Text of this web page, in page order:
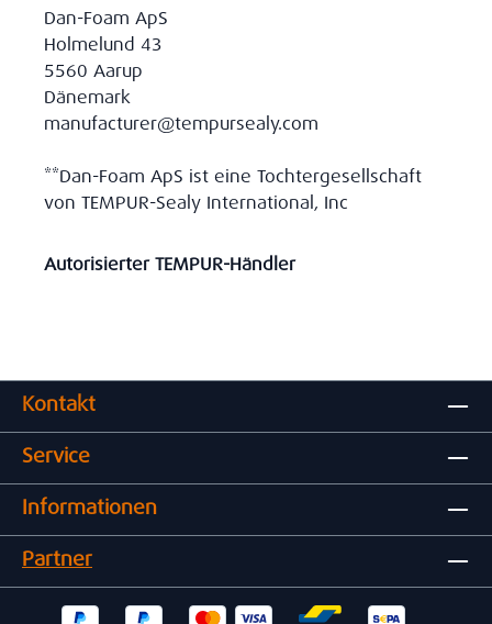
Dan-Foam ApS
Holmelund 43
5560 Aarup
Dänemark
manufacturer@tempursealy.com
**Dan-Foam ApS ist eine Tochtergesellschaft
von TEMPUR-Sealy International, Inc
Autorisierter TEMPUR-Händler
Kontakt
Service
Informationen
Partner